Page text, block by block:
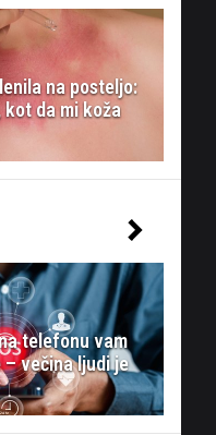
na posteljo:
kot da mi koža
telefonu vam
večina ljudi je